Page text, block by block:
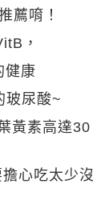
薦唷！
，
健康
玻尿酸~
黃素高達30
心吃太少沒